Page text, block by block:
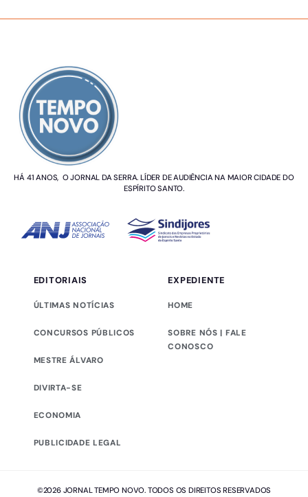
HÁ 41 ANOS, O JORNAL DA SERRA. LÍDER DE AUDIÊNCIA NA MAIOR CIDADE DO
ESPÍRITO SANTO.
EDITORIAIS
ÚLTIMAS NOTÍCIAS
CONCURSOS PÚBLICOS
MESTRE ÁLVARO
DIVIRTA-SE
ECONOMIA
PUBLICIDADE LEGAL
EXPEDIENTE
HOME
SOBRE NÓS | FALE
CONOSCO
©2026 JORNAL TEMPO NOVO. TODOS OS DIREITOS RESERVADOS